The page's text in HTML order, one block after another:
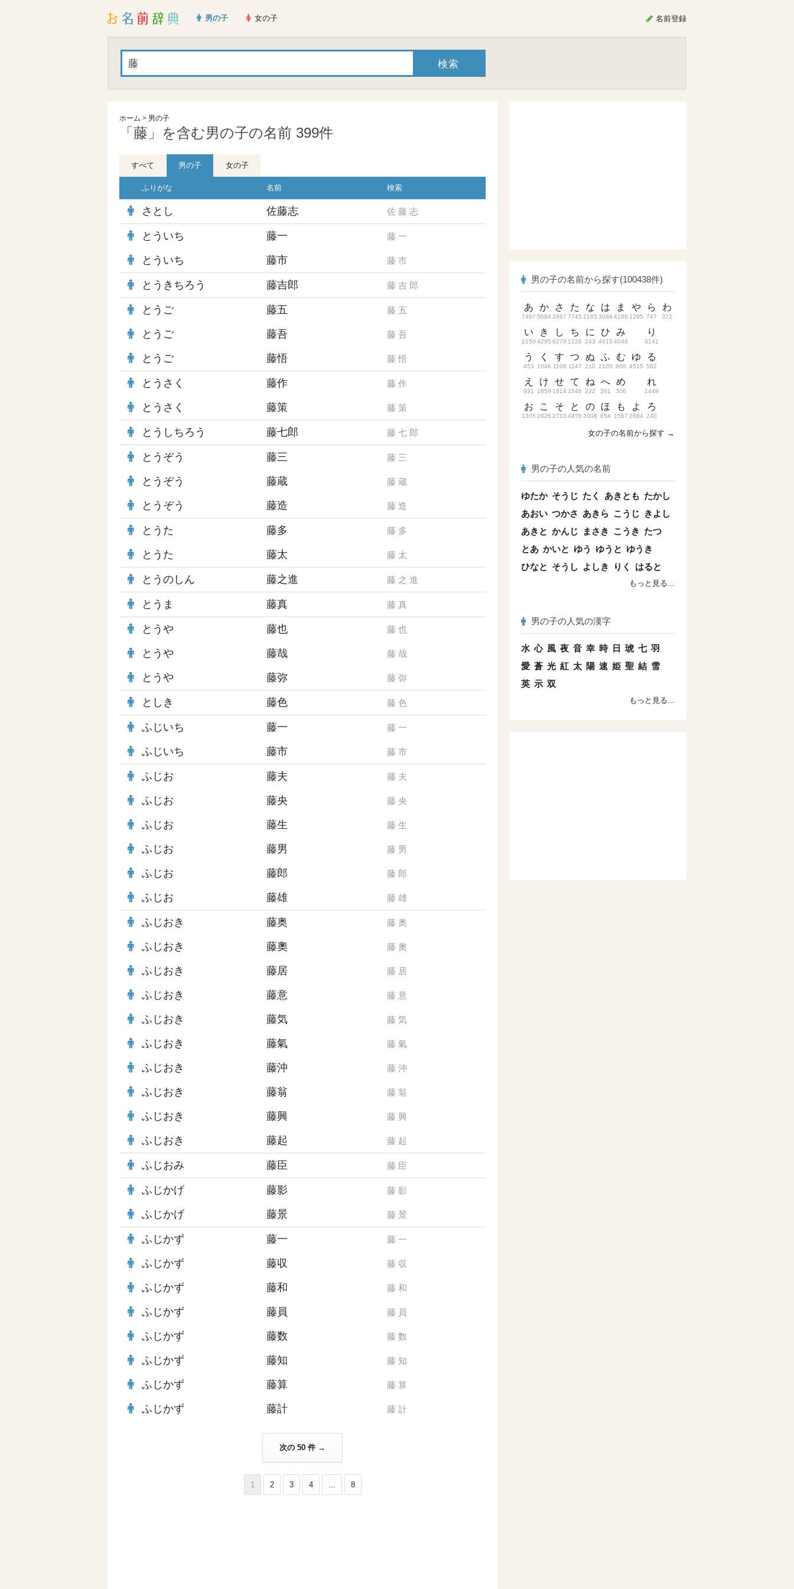
男の子 女の子 名前登録
ホーム > 男の子
「藤」を含む男の子の名前 399件
すべて 男の子 女の子
ふりがな 名前 検索
さとし 佐藤志 佐 藤 志
とういち 藤一 藤 一
とういち 藤市 藤 市
とうきちろう 藤吉郎 藤 吉 郎
とうご 藤五 藤 五
とうご 藤吾 藤 吾
とうご 藤悟 藤 悟
とうさく 藤作 藤 作
とうさく 藤策 藤 策
とうしちろう 藤七郎 藤 七 郎
とうぞう 藤三 藤 三
とうぞう 藤蔵 藤 蔵
とうぞう 藤造 藤 造
とうた 藤多 藤 多
とうた 藤太 藤 太
とうのしん 藤之進 藤 之 進
とうま 藤真 藤 真
とうや 藤也 藤 也
とうや 藤哉 藤 哉
とうや 藤弥 藤 弥
としき 藤色 藤 色
ふじいち 藤一 藤 一
ふじいち 藤市 藤 市
ふじお 藤夫 藤 夫
ふじお 藤央 藤 央
ふじお 藤生 藤 生
ふじお 藤男 藤 男
ふじお 藤郎 藤 郎
ふじお 藤雄 藤 雄
ふじおき 藤奥 藤 奥
ふじおき 藤奧 藤 奧
ふじおき 藤居 藤 居
ふじおき 藤意 藤 意
ふじおき 藤気 藤 気
ふじおき 藤氣 藤 氣
ふじおき 藤沖 藤 沖
ふじおき 藤翁 藤 翁
ふじおき 藤興 藤 興
ふじおき 藤起 藤 起
ふじおみ 藤臣 藤 臣
ふじかげ 藤影 藤 影
ふじかげ 藤景 藤 景
ふじかず 藤一 藤 一
ふじかず 藤収 藤 収
ふじかず 藤和 藤 和
ふじかず 藤員 藤 員
ふじかず 藤数 藤 数
ふじかず 藤知 藤 知
ふじかず 藤算 藤 算
ふじかず 藤計 藤 計
次の 50 件 →
1 2 3 4 ... 8
男の子の名前から探す(100438件)
あ
7497
い
2150
う
453
え
931
お
1305
か
5684
き
4295
く
1046
け
1859
こ
2826
さ
2867
し
6279
す
1108
せ
1814
そ
2710
た
7745
ち
1226
つ
1147
て
1546
と
4476
な
2165
に
243
ぬ
210
ね
222
の
2008
は
3084
ひ
4615
ふ
2105
へ
261
ほ
654
ま
4166
み
4048
む
800
め
306
も
1567
や
1295
ゆ
4515
よ
2684
ら
747
り
3141
る
562
れ
1449
ろ
240
わ
372
女の子の名前から探す →
男の子の人気の名前
ゆたか そうじ たく あきとも たかし
あおい つかさ あきら こうじ きよし
あきと かんじ まさき こうき たつ
とあ かいと ゆう ゆうと ゆうき
ひなと そうし よしき りく はると
もっと見る...
男の子の人気の漢字
水 心 風 夜 音 幸 時 日 琥 七 羽
愛 蒼 光 紅 太 陽 速 姫 聖 結 雪
英 示 双
もっと見る...